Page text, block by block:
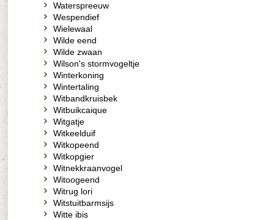
Waterspreeuw
Wespendief
Wielewaal
Wilde eend
Wilde zwaan
Wilson's stormvogeltje
Winterkoning
Wintertaling
Witbandkruisbek
Witbuikcaique
Witgatje
Witkeelduif
Witkopeend
Witkopgier
Witnekkraanvogel
Witoogeend
Witrug lori
Witstuitbarmsijs
Witte ibis